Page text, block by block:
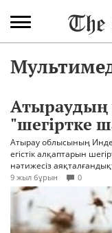
Атыраудың
"шегіртке
Атырау облысының
егістік алқаптарын
нәтижесіз
9 жыл бұрын 0